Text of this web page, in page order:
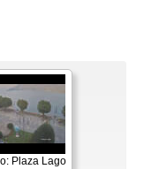
Plaza Lago